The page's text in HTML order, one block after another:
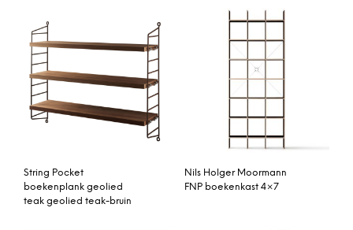
String Pocket
boekenplank geolied
teak geolied teak-bruin
Nils Holger Moormann
FNP boekenkast 4×7